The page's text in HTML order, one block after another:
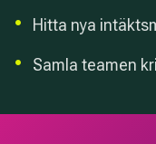
• Hitta nya
• Samla teamen